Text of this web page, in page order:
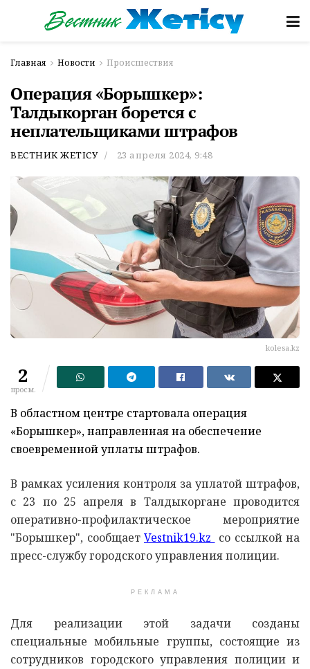
Главная Новости Происшествия
Операция «Борышкер»:
Талдыкорган борется с
неплательщиками штрафов
ВЕСТНИК ЖЕТІСУ 23 апреля 2024, 9:48
kolesa.kz
2
просм.
В областном центре стартовала операция
«Борышкер», направленная на обеспечение
своевременной уплаты штрафов.
В рамках усиления контроля за уплатой штрафов,
с 23 по 25 апреля в Талдыкоргане проводится
оперативно-профилактическое мероприятие
"Борышкер", сообщает Vestnik19.kz со ссылкой на
пресс-службу городского управления полиции.
РЕКЛАМА
Для реализации этой задачи созданы
специальные мобильные группы, состоящие из
сотрудников городского управления полиции и